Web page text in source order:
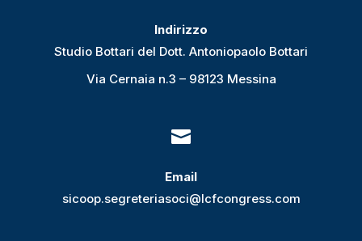
Indirizzo
Studio Bottari del Dott. Antoniopaolo Bottari
Via Cernaia n.3 – 98123 Messina

Email
sicoop.segreteriasoci@lcfcongress.com